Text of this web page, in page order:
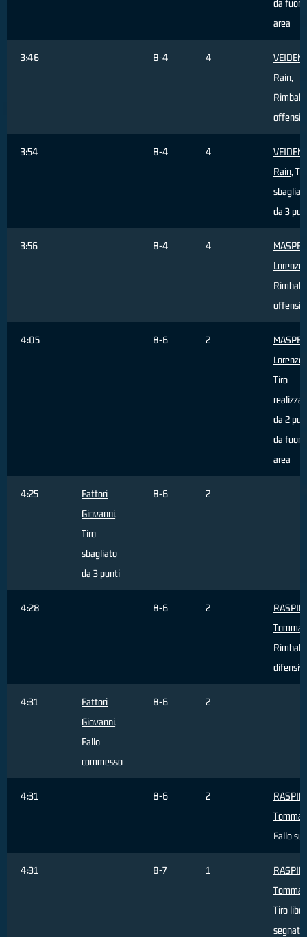
da fuori
area
3:46 8-4 4
Rain,
3:54 8-4 4
Rain,
da 3
3:56 8-4 4
Lorenzo
4:05 8-6 2
Lorenzo
Tiro
da 2
da fuori
area
4:25
Fattori
Giovanni,
Tiro
sbagliato
da 3 punti
8-6 2
4:28 8-6 2
4:31
Fattori
Giovanni,
Fallo
commesso
8-6 2
4:31 8-6 2
Fallo
4:31 8-7 1
Tiro
segnato